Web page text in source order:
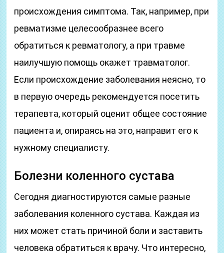
происхождения симптома. Так, например, при
ревматизме целесообразнее всего
обратиться к ревматологу, а при травме
наилучшую помощь окажет травматолог.
Если происхождение заболевания неясно, то
в первую очередь рекомендуется посетить
терапевта, который оценит общее состояние
пациента и, опираясь на это, направит его к
нужному специалисту.
Болезни коленного сустава
Сегодня диагностируются самые разные
заболевания коленного сустава. Каждая из
них может стать причиной боли и заставить
человека обратиться к врачу. Что интересно,